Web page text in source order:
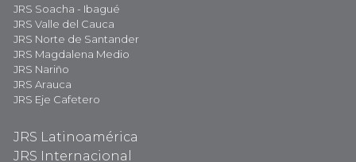
JRS Soacha - Ibagué
JRS Valle del Cauca
JRS Norte de Santander
JRS Magdalena Medio
JRS Nariño
JRS Arauca
JRS Eje Cafetero
JRS Latinoamérica
JRS Internacional